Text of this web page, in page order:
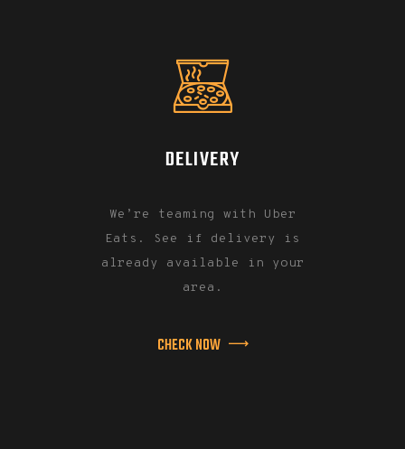
DELIVERY
We’re teaming with Uber
Eats. See if delivery is
already available in your
area.
CHECK NOW